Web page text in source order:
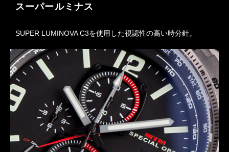
スーパールミナス
SUPER LUMINOVA C3を使用した視認性の高い時分針。